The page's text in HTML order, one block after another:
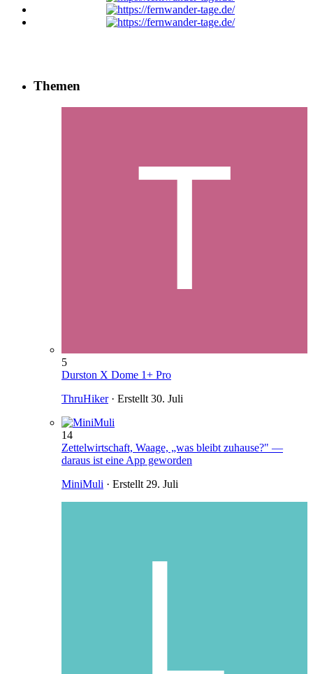
Themen
5
Durston X Dome 1+ Pro
ThruHiker· Erstellt 30. Juli
14
Zettelwirtschaft, Waage, „was bleibt zuhause?" —
daraus ist eine App geworden
MiniMuli · Erstellt 29. Juli